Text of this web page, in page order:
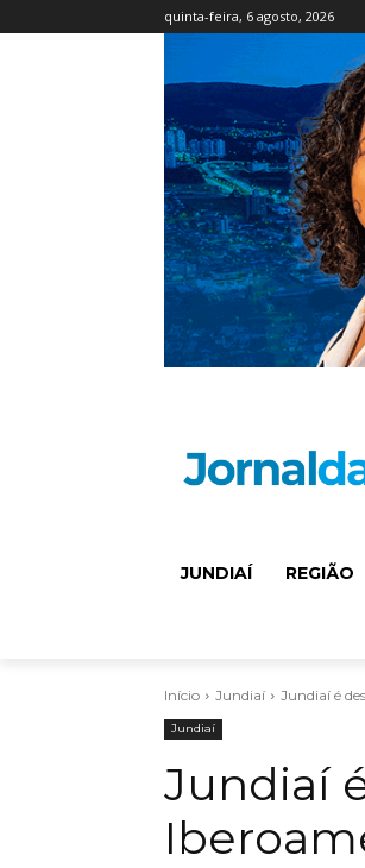
quinta-feira, 6 agosto, 2026
JUNDIAÍ REGIÃO
Início Jundiaí Jundiaí é
Jundiaí
Jundiaí